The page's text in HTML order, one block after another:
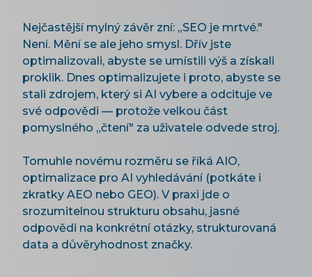
Nejčastější mylný závěr zní: „SEO je mrtvé."
Není. Mění se ale jeho smysl. Dřív jste
optimalizovali, abyste se umístili výš a získali
proklik. Dnes optimalizujete i proto, abyste se
stali zdrojem, který si AI vybere a odcituje ve
své odpovědi — protože velkou část
pomyslného „čtení" za uživatele odvede stroj.
Tomuhle novému rozměru se říká AIO,
optimalizace pro AI vyhledávání (potkáte i
zkratky AEO nebo GEO). V praxi jde o
srozumitelnou strukturu obsahu, jasné
odpovědi na konkrétní otázky, strukturovaná
data a důvěryhodnost značky.